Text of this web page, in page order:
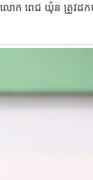
លោក ពេ​ជ យ៉ុ​ន ត្រូវដ